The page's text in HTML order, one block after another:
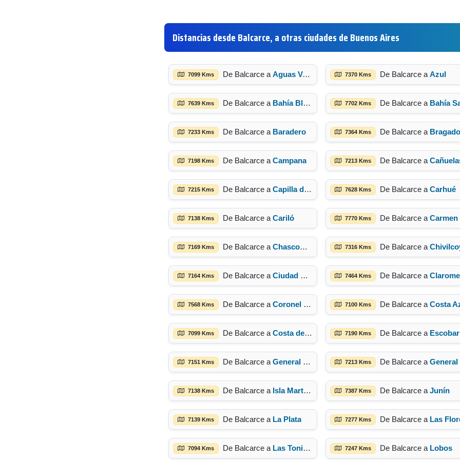
Distancias desde Balcarce, a otras ciudades de Buenos Aires
7099 Kms De Balcarce a Aguas Verdes 7370 Kms De Balcarce a Azul
7639 Kms De Balcarce a Bahía Blanca 7702 Kms De Balcarce a Bahía San
7233 Kms De Balcarce a Baradero 7364 Kms De Balcarce a Bragado
7198 Kms De Balcarce a Campana 7213 Kms De Balcarce a
7215 Kms De Balcarce a Capilla del Señor 7628 Kms De Balcarce a Carhué
7138 Kms De Balcarce a Cariló 7770 Kms De Balcarce a Carmen de Patagones
7169 Kms De Balcarce a Chascomús 7316 Kms De Balcarce a
7164 Kms De Balcarce a Ciudad de Buenos Aires 7464 Kms De Balcarce a
7568 Kms De Balcarce a Coronel Suarez 7100 Kms De Balcarce a Costa
7099 Kms De Balcarce a Costa del Este 7190 Kms De Balcarce a Escobar
7151 Kms De Balcarce a General Madariaga 7213 Kms De Balcarce a General Rodriguez
7138 Kms De Balcarce a Isla Martín García 7387 Kms De Balcarce a Junín
7139 Kms De Balcarce a La Plata 7277 Kms De Balcarce a Las
7094 Kms De Balcarce a Las Toninas 7247 Kms De Balcarce a Lobos